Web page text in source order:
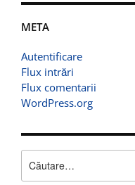
META
Autentificare
Flux intrări
Flux comentarii
WordPress.org
după: